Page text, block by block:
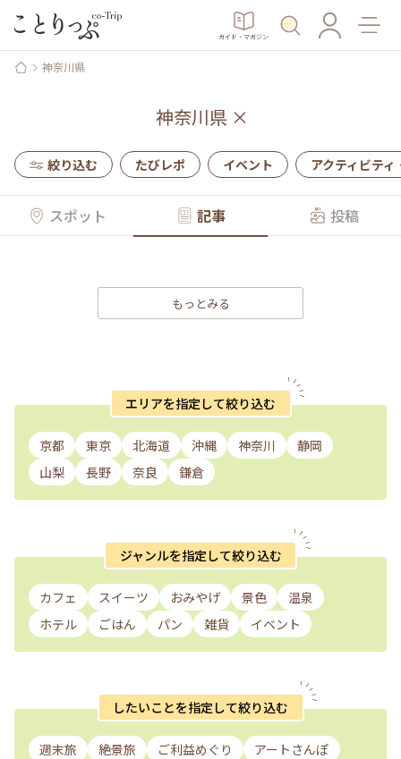
ガイド・マガジン
神奈川県
神奈川県 ×
絞り込む たびレポ イベント アクティビティ
スポット 記事 投稿
もっとみる
エリアを指定して絞り込む
京都 東京 北海道 沖縄 神奈川
静岡
山梨
長野 奈良 鎌倉
ジャンルを指定して絞り込む
カフェ スイーツ おみやげ 景色
温泉
ホテル
ごはん パン 雑貨 イベント
したいことを指定して絞り込む
週末旅 絶景旅 ご利益めぐり
アートさんぽ